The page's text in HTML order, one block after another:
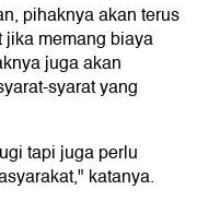
pihaknya akan terus
memang biaya
juga akan
syarat yang
tapi juga perlu
katanya.